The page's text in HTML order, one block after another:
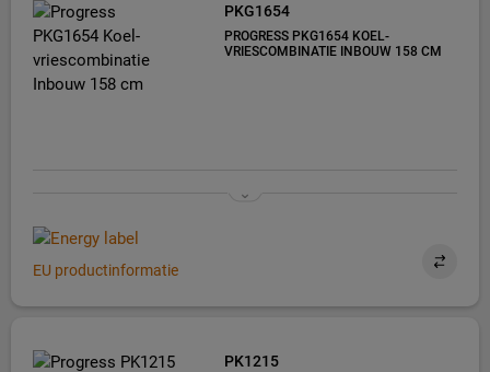
PKG1654
PROGRESS PKG1654 KOEL-
VRIESCOMBINATIE INBOUW 158 CM
EU productinformatie
PK1215